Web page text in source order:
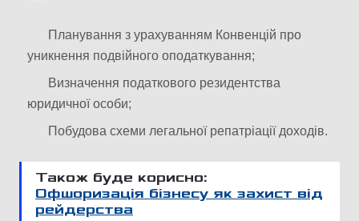
Планування з урахуванням Конвенцій про
уникнення подвійного оподаткування;
Визначення податкового резидентства
юридичної особи;
Побудова схеми легальної репатріації доходів.
Також буде корисно:
Офшоризація бізнесу як захист від
рейдерства